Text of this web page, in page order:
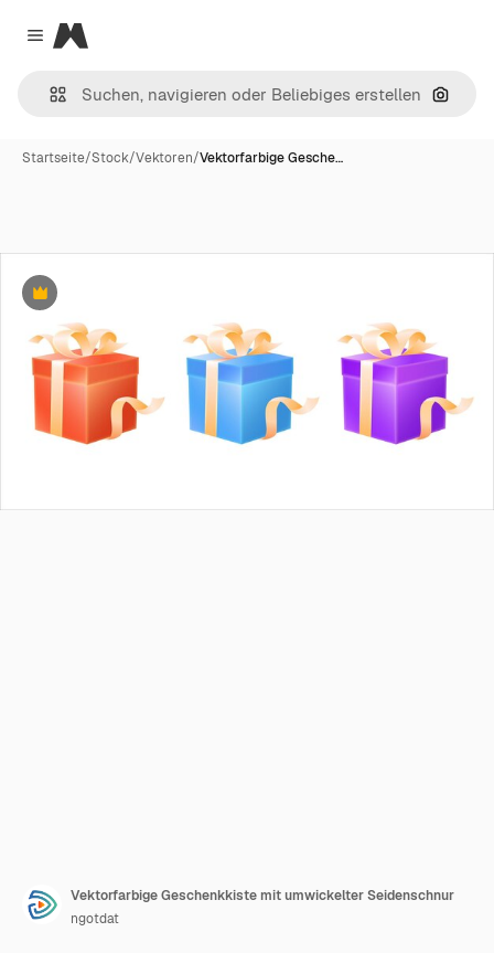
Close menu
Magnific
Nach
Startseite/Stock/Vektoren/Vektorfarbige Gesche…
Premium
Vektorfarbige Geschenkkiste mit umwickelter Seidenschnur
ngotdat